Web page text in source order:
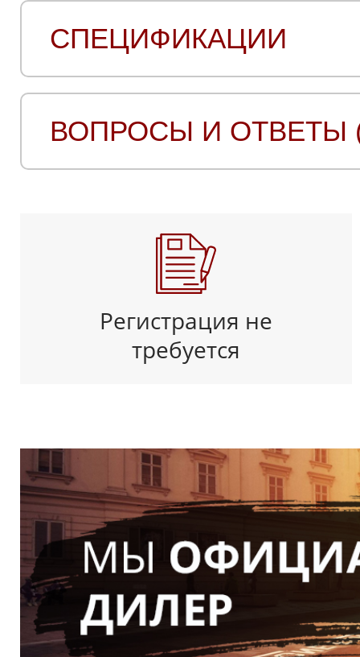
СПЕЦИФИКАЦИИ
ВОПРОСЫ И ОТВЕТЫ
Регистрация не
требуется